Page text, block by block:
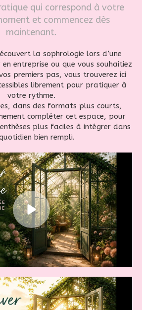
qui correspond à votre
et commencez dès
maintenant.
la sophrologie lors d’une
en entreprise ou que vous souhaitiez
premiers pas, vous trouverez ici
librement pour pratiquer à
votre rythme.
dans des formats plus courts,
compléter cet espace, pour
plus faciles à intégrer dans
bien rempli.